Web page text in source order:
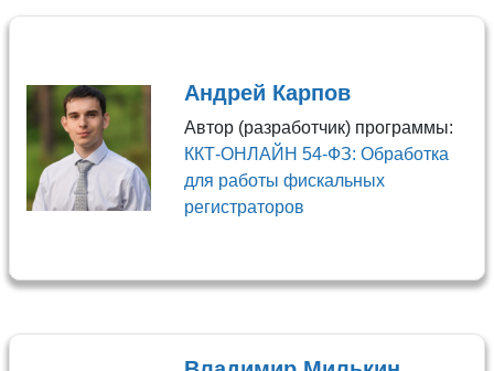
Андрей Карпов
Автор (разработчик) программы:
ККТ-ОНЛАЙН 54-ФЗ: Обработка
для работы фискальных
регистраторов